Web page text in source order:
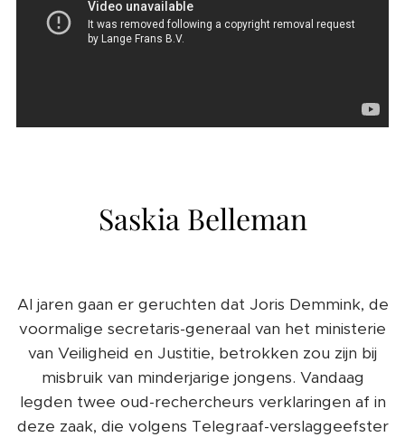
Saskia Belleman
Al jaren gaan er geruchten dat Joris Demmink, de
voormalige secretaris-generaal van het ministerie
van Veiligheid en Justitie, betrokken zou zijn bij
misbruik van minderjarige jongens. Vandaag
legden twee oud-rechercheurs verklaringen af in
deze zaak, die volgens Telegraaf-verslaggeefster